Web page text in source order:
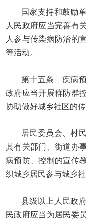
国家支持和鼓励
人民政府应当完善有
人参与传染病防治的
等活动。
第十五条 疾病预
政府应当开展群防群
协助做好城乡社区的
居民委员会、村
其有关部门、街道办
病预防、控制的宣传
织城乡居民参与城乡
县级以上人民政
民政府应当为居民委